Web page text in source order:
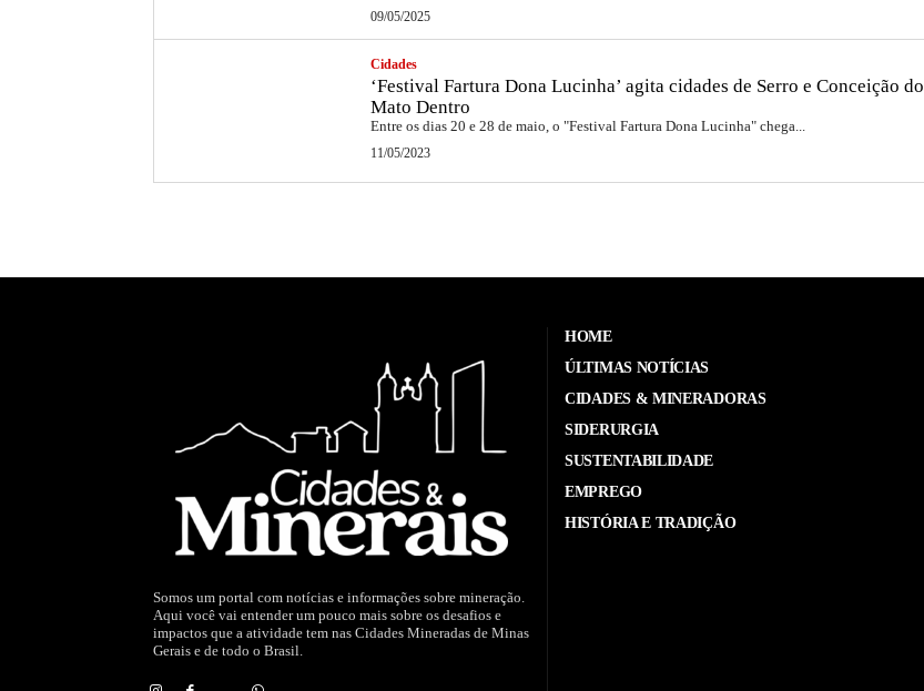
09/05/2025
Cidades
‘Festival Fartura Dona Lucinha’ agita cidades de Serro e Conceição do
Mato Dentro
Entre os dias 20 e 28 de maio, o "Festival Fartura Dona Lucinha" chega...
11/05/2023
Somos um portal com notícias e informações sobre mineração.
Aqui você vai entender um pouco mais sobre os desafios e
impactos que a atividade tem nas Cidades Mineradas de Minas
Gerais e de todo o Brasil.
HOME
ÚLTIMAS NOTÍCIAS
CIDADES & MINERADORAS
SIDERURGIA
SUSTENTABILIDADE
EMPREGO
HISTÓRIA E TRADIÇÃO